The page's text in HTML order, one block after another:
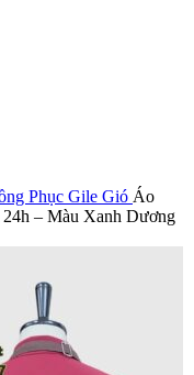
Phục Gile Gió Áo
– Màu Xanh Dương